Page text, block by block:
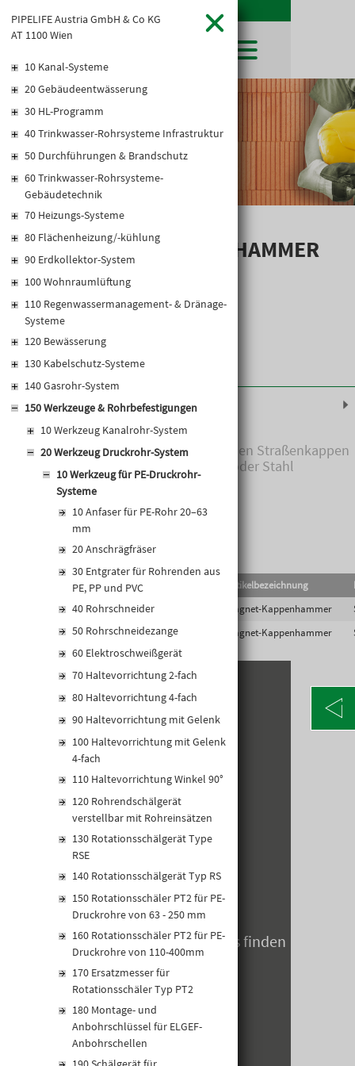
SHOP
LEIBWÄCHTER
MERKLISTE
WARENKORB
BAUSTOFFE
HOCHBAU
TIEFBAU
TROCKENBAU
UNTERNEHMEN
FIRMENGESCHICHTE
STANDORTE
DOWNLOADS
LEITBILD
KARRIERE
KARRIERE UND WEITERBILDUNG
OFFENE STELLEN
AKTUELLES
EUROSYS TROCKENBAUSYSTEM
GEWERBEZONE
Baustoffkataloge
PIPELIFE Austria GmbH & Co KG
AT 1100 Wien
10 Kanal-Systeme
20 Gebäudeentwässerung
30 HL-Programm
40 Trinkwasser-Rohrsysteme Infrastruktur
50 Durchführungen & Brandschutz
60 Trinkwasser-Rohrsysteme-
Gebäudetechnik
70 Heizungs-Systeme
80 Flächenheizung/-kühlung
90 Erdkollektor-System
100 Wohnraumlüftung
110 Regenwassermanagement- & Dränage-
Systeme
120 Bewässerung
130 Kabelschutz-Systeme
140 Gasrohr-System
150 Werkzeuge & Rohrbefestigungen
10 Werkzeug Kanalrohr-System
20 Werkzeug Druckrohr-System
10 Werkzeug für PE-Druckrohr-
Systeme
10 Anfaser für PE-Rohr 20–63
mm
20 Anschrägfräser
30 Entgrater für Rohrenden aus
PE, PP und PVC
40 Rohrschneider
50 Rohrschneidezange
60 Elektroschweißgerät
70 Haltevorrichtung 2-fach
80 Haltevorrichtung 4-fach
90 Haltevorrichtung mit Gelenk
100 Haltevorrichtung mit Gelenk
4-fach
110 Haltevorrichtung Winkel 90°
120 Rohrendschälgerät
verstellbar mit Rohreinsätzen
130 Rotationsschälgerät Type
RSE
140 Rotationsschälgerät Typ RS
150 Rotationsschäler PT2 für PE-
Druckrohre von 63 - 250 mm
160 Rotationsschäler PT2 für PE-
Druckrohre von 110-400mm
170 Ersatzmesser für
Rotationsschäler Typ PT2
180 Montage- und
Anbohrschlüssel für ELGEF-
Anbohrschellen
MAGNET-KAPPENHAMMER
Produktinformationen
zum Anheben von metallischen Straßenkappen
und Deckeln aus Gusseisen oder Stahl
EAN-Code Artikelbezeichnung
9005555160323
Magnet-Kappenhammer
9005555075887
MKH250 Magnet-Kappenhammer
KONTAKT
A-8020 Graz
Telefon: +43 316 5971 0
info@kormann.at
ÖFFNUNGSZEITEN
06:30 - 17:00 Uhr
06:30 - 14:00 Uhr
geschlossen
Öffnungszeiten zum Jahreswechsels finden